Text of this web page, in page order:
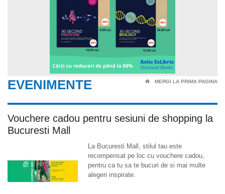
EVENIMENTE ⌂ MERGI LA PRIMA PAGINA
Vouchere cadou pentru sesiuni de shopping la
Bucuresti Mall
La Bucuresti Mall, stilul tau este
recompensat pe loc cu vouchere cadou,
pentru ca tu sa te bucuri de si mai multe
alegeri inspirate.